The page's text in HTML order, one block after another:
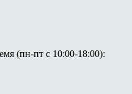
(пн-пт с 10:00-18:00):